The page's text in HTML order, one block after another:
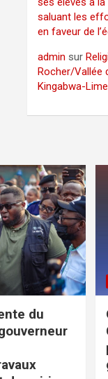
saluant les
en faveur de
admin sur
Rocher/Vallée
Kingabwa-
du